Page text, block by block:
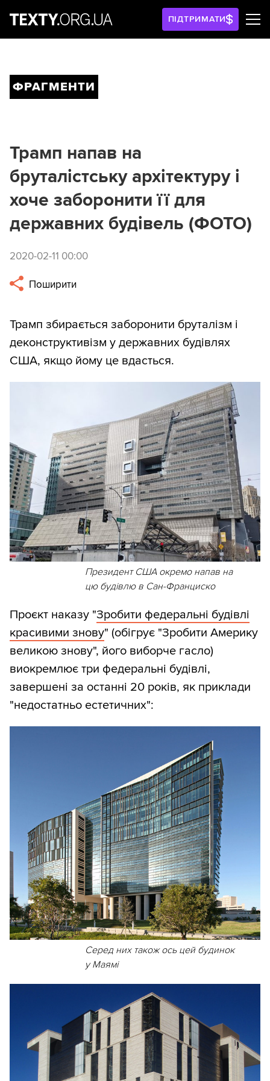
ПІДТРИМАТИ
ФРАГМЕНТИ
Трамп напав на
бруталістську архітектуру і
хоче заборонити її для
державних будівель (ФОТО)
2020-02-11 00:00
Поширити
Трамп збирається заборонити бруталізм і
деконструктивізм у державних будівлях
США, якщо йому це вдасться.
Президент США окремо напав на
цю будівлю в Сан-Франциско
Проєкт наказу "Зробити федеральні будівлі
красивими знову" (обігрує "Зробити Америку
великою знову", його виборче гасло)
виокремлює три федеральні будівлі,
завершені за останні 20 років, як приклади
"недостатньо естетичних":
Серед них також ось цей будинок
у Маямі